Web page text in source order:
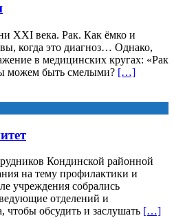
XXI века. Рак. Как ёмко и
когда это диагноз… Однако,
в медицинских кругах: «Рак
можем быть смелыми? […]
Кондинской районной
на тему профилактики и
учреждения собрались
отделений и
чтобы обсудить и заслушать […]